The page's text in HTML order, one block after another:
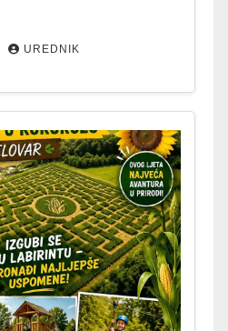
UREDNIK